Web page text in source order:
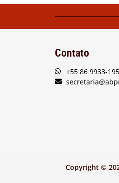
Contato
+55 86 9933-
Copyright ©